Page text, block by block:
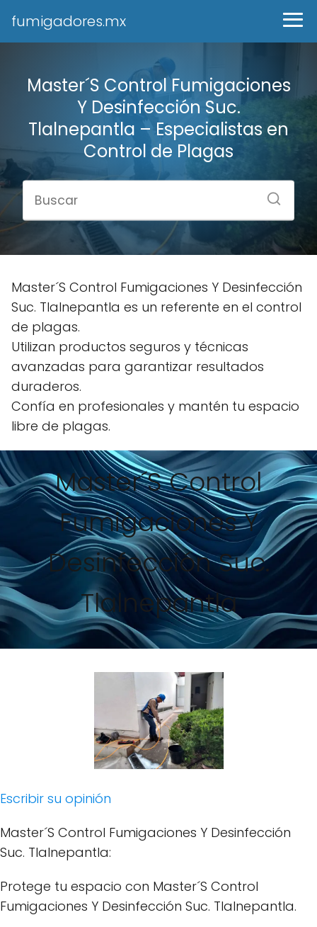
fumigadores.mx
Master´S Control Fumigaciones
Y Desinfección Suc.
Tlalnepantla – Especialistas en
Control de Plagas
Master´S Control Fumigaciones Y Desinfección
Suc. Tlalnepantla es un referente en el control
de plagas.
Utilizan productos seguros y técnicas
avanzadas para garantizar resultados
duraderos.
Confía en profesionales y mantén tu espacio
libre de plagas.
Master´S Control
Fumigaciones Y
Desinfección Suc.
Tlalnepantla
Escribir su opinión
Master´S Control Fumigaciones Y Desinfección
Suc. Tlalnepantla:
Protege tu espacio con Master´S Control
Fumigaciones Y Desinfección Suc. Tlalnepantla.